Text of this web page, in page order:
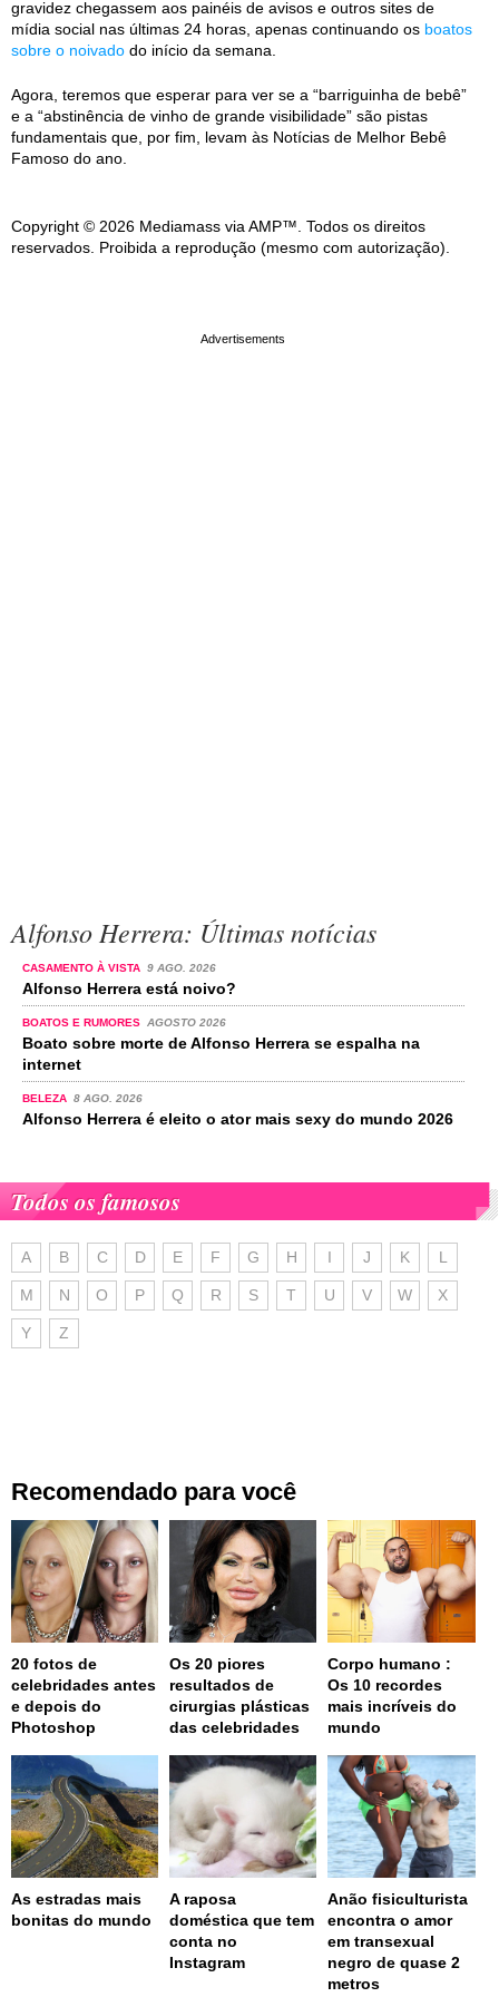
gravidez chegassem aos painéis de avisos e outros sites de
mídia social nas últimas 24 horas, apenas continuando os boatos
sobre o noivado do início da semana.
Agora, teremos que esperar para ver se a “barriguinha de bebê”
e a “abstinência de vinho de grande visibilidade” são pistas
fundamentais que, por fim, levam às Notícias de Melhor Bebê
Famoso do ano.
Copyright © 2026 Mediamass via AMP™. Todos os direitos
reservados. Proibida a reprodução (mesmo com autorização).
Alfonso Herrera: Últimas notícias
CASAMENTO À VISTA 9 AGO. 2026
Alfonso Herrera está noivo?
BOATOS E RUMORES AGOSTO 2026
Boato sobre morte de Alfonso Herrera se espalha na
internet
BELEZA 8 AGO. 2026
Alfonso Herrera é eleito o ator mais sexy do mundo 2026
Todos os famosos
A B C D E F G H I J K L
M N O P Q R S T U V W X
Y Z
Recomendado para você
20 fotos de
celebridades antes
e depois do
Photoshop
Os 20 piores
resultados de
cirurgias plásticas
das celebridades
Corpo humano :
Os 10 recordes
mais incríveis do
mundo
As estradas mais
bonitas do mundo
A raposa
doméstica que tem
conta no
Instagram
Anão fisiculturista
encontra o amor
em transexual
negro de quase 2
metros